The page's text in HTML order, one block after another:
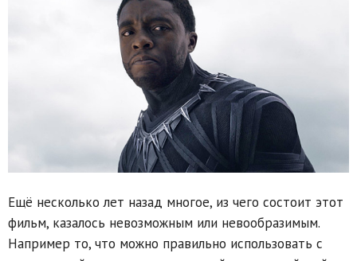
Ещё несколько лет назад многое, из чего состоит этот
фильм, казалось невозможным или невообразимым.
Например то, что можно правильно использовать с